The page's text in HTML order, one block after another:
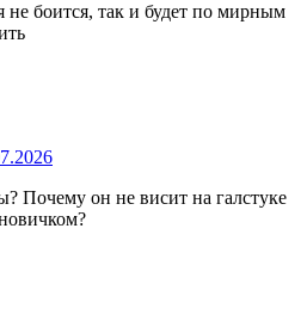
не боится, так и будет по мирным
Почему он не висит на галстуке